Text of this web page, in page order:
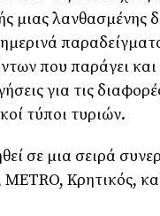
λανθασμένης
που παράγει και
για τις
τύποι τυριών.
σε μια σειρά
Κρητικός,